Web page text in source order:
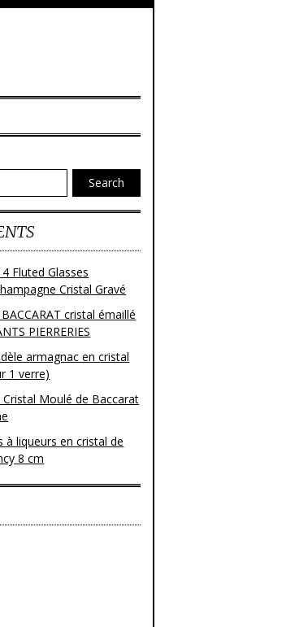
Search
Fluted Glasses
Cristal Gravé
cristal émaillé
PIERRERIES
armagnac en cristal
1 verre)
Cristal Moulé de Baccarat
à liqueurs en cristal de
8 cm